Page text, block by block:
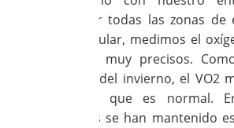
recalibrar todas las zonas de
En particular, medimos el
para ser muy precisos.
después del invierno, el VO2
poco, lo que es normal.
umbrales se han mantenido